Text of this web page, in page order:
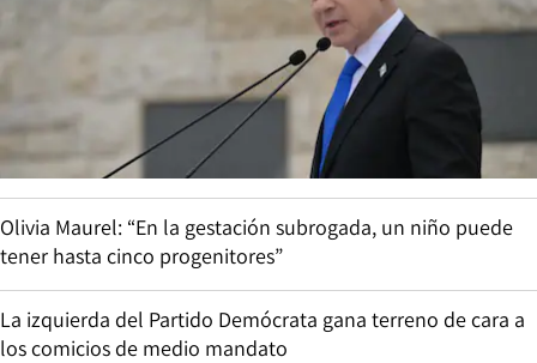
Olivia Maurel: “En la gestación subrogada, un niño puede
tener hasta cinco progenitores”
La izquierda del Partido Demócrata gana terreno de cara a
los comicios de medio mandato